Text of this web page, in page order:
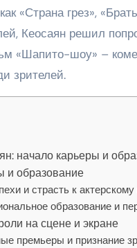
«Страна грез»,
Кеосаян решил
«Шапито-шоу» –
зрителей.
начало карьеры и
и образование
и страсть к
образование и
на сцене и экране
премьеры и признание